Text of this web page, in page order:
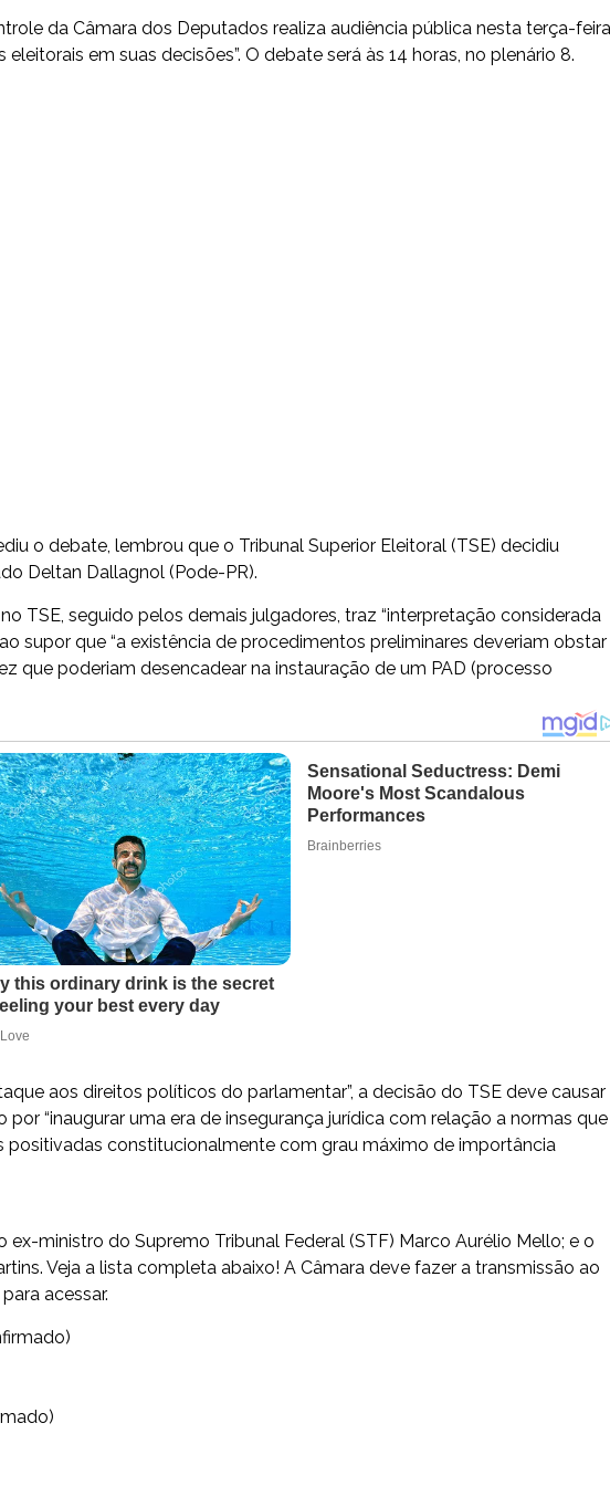
da Câmara dos Deputados realiza audiência pública nesta terça-feira
em suas decisões”. O debate será às 14 horas, no plenário 8.
o debate, lembrou que o Tribunal Superior Eleitoral (TSE) decidiu
Deltan Dallagnol (Pode-PR).
TSE, seguido pelos demais julgadores, traz “interpretação considerada
supor que “a existência de procedimentos preliminares deveriam
que poderiam desencadear na instauração de um PAD (processo
aos direitos políticos do parlamentar”, a decisão do TSE deve causar
“inaugurar uma era de insegurança jurídica com relação a normas que
positivadas constitucionalmente com grau máximo de importância
ex-ministro do Supremo Tribunal Federal (STF) Marco Aurélio Mello; e o
Veja a lista completa abaixo! A Câmara deve fazer a transmissão ao
para acessar.